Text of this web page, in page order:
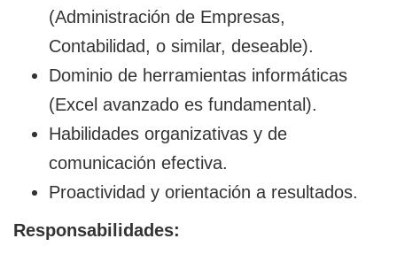
(Administración de Empresas,
Contabilidad, o similar, deseable).
Dominio de herramientas informáticas
(Excel avanzado es fundamental).
Habilidades organizativas y de
comunicación efectiva.
Proactividad y orientación a resultados.
Responsabilidades: